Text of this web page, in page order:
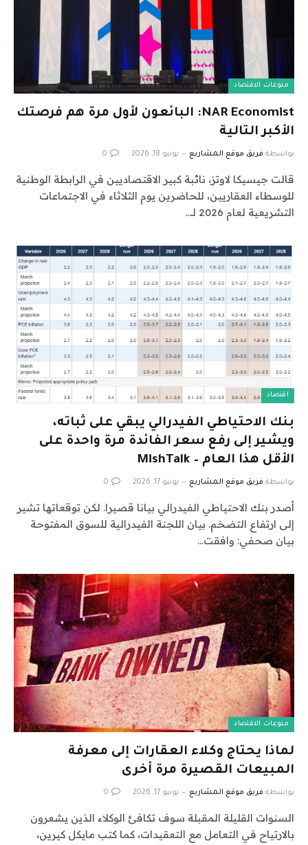
منوعات الاقتصاد
NAR Economist: البائعون لأول مرة هم فرصتك
الأكبر التالية
بواسطة فريق موقع المشاريع يونيو 18, 2026 0
قالت جيسيكا لاوتز، نائبة كبير الاقتصاديين في الرابطة الوطنية
للوسطاء العقاريين، للحاضرين يوم الثلاثاء في الاجتماعات
التشريعية لعام 2026 لـ…
اقتصاد
بنك الاحتياطي الفيدرالي يبقي على ثباته،
ويشير إلى رفع سعر الفائدة مرة واحدة على
الأقل هذا العام – MishTalk
بواسطة فريق موقع المشاريع يونيو 17, 2026 0
أصدر بنك الاحتياطي الفيدرالي بيانا قصيرا. لكن توقعاتها تشير
إلى ارتفاع التضخم. بيان اللجنة الفيدرالية للسوق المفتوحة
بيان صحفي: وافقت…
منوعات الاقتصاد
لماذا يحتاج وكلاء العقارات إلى معرفة
المبيعات القصيرة مرة أخرى
بواسطة فريق موقع المشاريع يونيو 17, 2026 0
السنوات القليلة المقبلة سوف تكافئ الوكلاء الذين يشعرون
بالارتياح في التعامل مع التعقيدات، كما كتب مايكل كيرين،